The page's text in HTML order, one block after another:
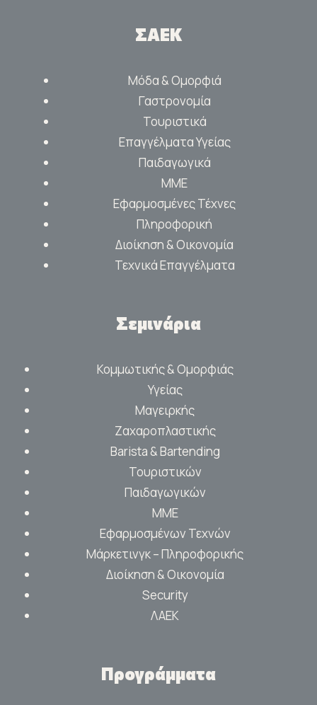
ΣΑΕΚ
Μόδα & Ομορφιά
Γαστρονομία
Τουριστικά
Επαγγέλματα Υγείας
Παιδαγωγικά
ΜΜΕ
Εφαρμοσμένες Τέχνες
Πληροφορική
Διοίκηση & Οικονομία
Τεχνικά Επαγγέλματα
Σεμινάρια
Κομμωτικής & Ομορφιάς
Υγείας
Μαγειρκής
Ζαχαροπλαστικής
Barista & Bartending
Τουριστικών
Παιδαγωγικών
ΜΜΕ
Εφαρμοσμένων Τεχνών
Μάρκετινγκ – Πληροφορικής
Διοίκηση & Οικονομία
Security
ΛΑΕΚ
Προγράμματα